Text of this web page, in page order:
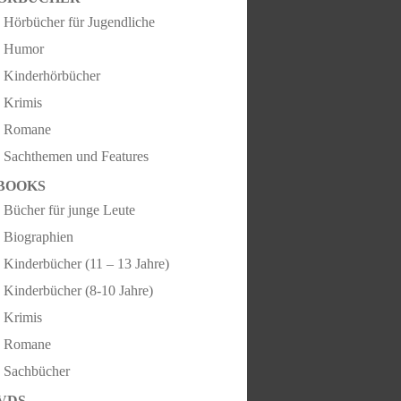
Hörbücher für Jugendliche
Humor
Kinderhörbücher
Krimis
Romane
Sachthemen und Features
Bücher für junge Leute
Biographien
Kinderbücher (11 – 13 Jahre)
Kinderbücher (8-10 Jahre)
Krimis
Romane
Sachbücher